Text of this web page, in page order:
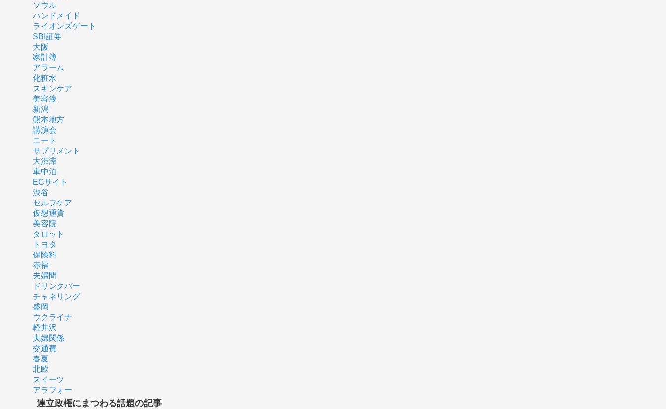
ソウル
ハンドメイド
ライオンズゲート
SBI証券
大阪
家計簿
アラーム
化粧水
スキンケア
美容液
新潟
熊本地方
講演会
ニート
サプリメント
大渋滞
車中泊
ECサイト
渋谷
セルフケア
仮想通貨
美容院
タロット
トヨタ
保険料
赤福
夫婦間
ドリンクバー
チャネリング
盛岡
ウクライナ
軽井沢
夫婦関係
交通費
春夏
北欧
スイーツ
アラフォー
連立政権にまつわる話題の記事